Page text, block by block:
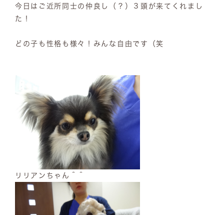
今日はご近所同士の仲良し（？）３頭が来てくれまし
た！
どの子も性格も様々！みんな自由です（笑
リリアンちゃん＾＾